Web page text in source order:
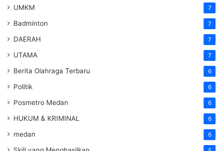
UMKM 7
Badminton 7
DAERAH 7
UTAMA 7
Berita Olahraga Terbaru 6
Politik 6
Posmetro Medan 6
HUKUM & KRIMINAL 6
medan 6